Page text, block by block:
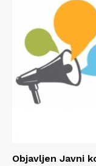
Objavljen Javni